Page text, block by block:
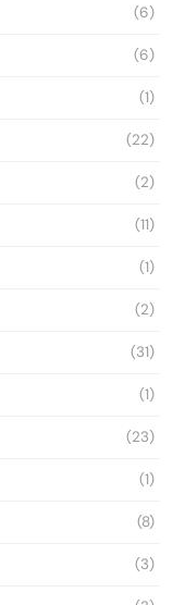
(6)
(6)
(1)
(22)
(2)
(11)
(1)
(2)
(31)
(1)
(23)
(1)
(8)
(3)